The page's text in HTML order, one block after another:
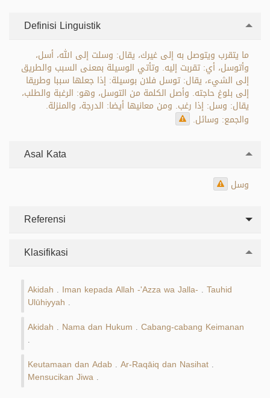
Definisi Linguistik
ما يتقرب ويتوصل به إلى غيرك، يقال: وسلت إلى الله، أسل،
وأتوسل، أي: تقربت إليه. وتأتي الوسيلة بمعنى السبب والطريق
إلى الشيء، يقال: توسل فلان بوسيلة: إذا جعلها سببا وطريقا
إلى بلوغ حاجته. وأصل الكلمة من التوسل، وهو: الرغبة والطلب،
يقال: وسل: إذا رغب. ومن معانيها أيضا: الدرجة، والمنزلة.
والجمع: وسائل.
Asal Kata
وسل
Referensi
Klasifikasi
Akidah Iman kepada Allah -'Azza wa Jalla- Tauhid
Ulūhiyyah
Akidah Nama dan Hukum Cabang-cabang Keimanan
Keutamaan dan Adab Ar-Raqāiq dan Nasihat
Mensucikan Jiwa